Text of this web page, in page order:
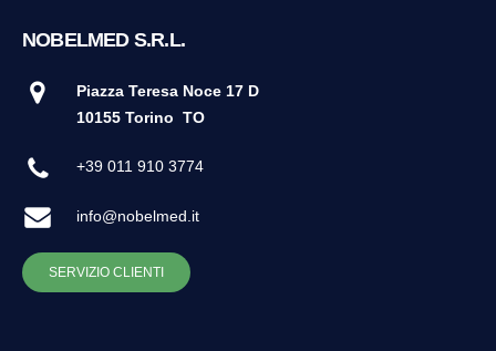
NOBELMED S.R.L.
Piazza Teresa Noce 17 D
10155 Torino TO
+39 011 910 3774
info@nobelmed.it
SERVIZIO CLIENTI